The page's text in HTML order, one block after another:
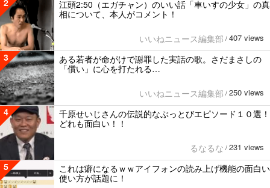
江頭2:50（エガチャン）のいい話「車いすの少女」の真
相について、本人がコメント！
いいねニュース編集部 / 407 views
3
ある若者が命がけで謝罪した実話の歌。さだまさしの
「償い」に心を打たれる…
いいねニュース編集部 / 250 views
4
千原せいじさんの伝説的なぶっとびエピソード１０選！
どれも面白い！！
るなるな / 231 views
5
これは癖になるｗｗアイフォンの読み上げ機能の面白い
使い方が話題に！